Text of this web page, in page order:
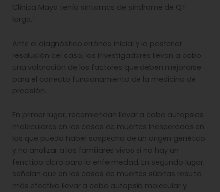
Clínica Mayo tenía síntomas de síndrome de QT
largo.”
Ante el diagnóstico erróneo inicial y la posterior
resolución del caso, los investigadores llevan a cabo
una valoración de los factores que deben mejorarse
para el correcto funcionamiento de la medicina de
precisión.
En primer lugar, recomiendan llevar a cabo autopsias
moleculares en los casos de muertes inesperadas en
las que pueda haber sospecha de un origen genético
y no analizar a los familiares vivos si no hay un
fenotipo claro para la enfermedad. En segundo lugar,
señalan que en los casos de muertes súbitas resulta
más efectivo llevar a cabo autopsia molecular y